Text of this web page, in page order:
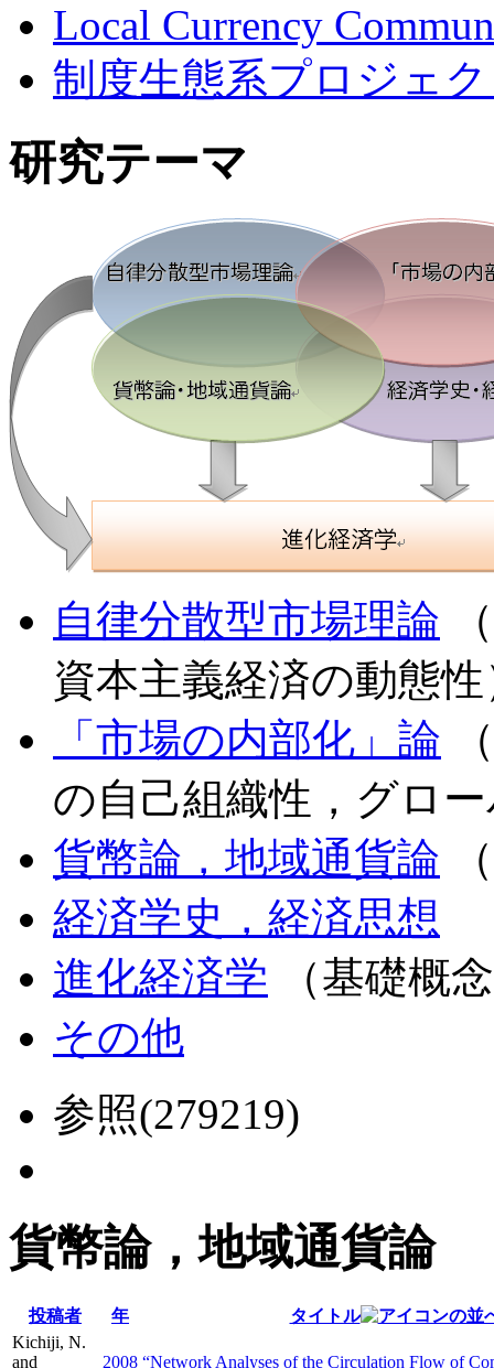
Local Currency
制度生態系プロジェ
研究テーマ
自律分散型市場理論
資本主義経済の動態性
「市場の内部化」論
の自己組織性，グロ
貨幣論，地域通貨論
経済学史，経済思想
進化経済学 （基礎概
その他
参照(279219)
貨幣論，地域通貨論
投稿者 年
タイトル
Kichiji, N.
and
2008 “Network Analyses of the Circulation Flow of